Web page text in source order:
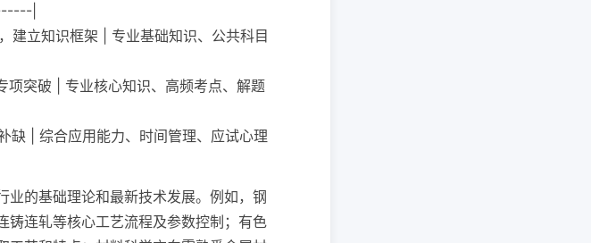
|
建立知识框架 | 专业基础知识、公共科目
项突破 | 专业核心知识、高频考点、解题
缺 | 综合应用能力、时间管理、应试心理
业的基础理论和最新技术发展。例如，钢
铸连轧等核心工艺流程及参数控制；有色